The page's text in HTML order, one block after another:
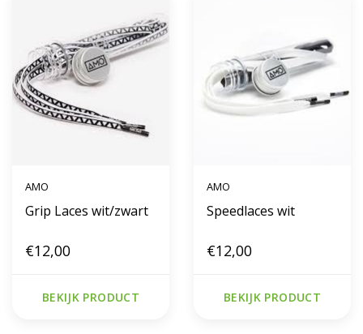
AMO
Grip Laces wit/zwart
€12,00
BEKIJK PRODUCT
AMO
Speedlaces wit
€12,00
BEKIJK PRODUCT